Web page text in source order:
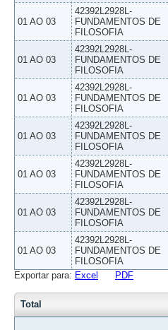
01 AO 03
42392L2928L-
FUNDAMENTOS DE
FILOSOFIA
01 AO 03
42392L2928L-
FUNDAMENTOS DE
FILOSOFIA
01 AO 03
42392L2928L-
FUNDAMENTOS DE
FILOSOFIA
01 AO 03
42392L2928L-
FUNDAMENTOS DE
FILOSOFIA
01 AO 03
42392L2928L-
FUNDAMENTOS DE
FILOSOFIA
01 AO 03
42392L2928L-
FUNDAMENTOS DE
FILOSOFIA
01 AO 03
42392L2928L-
FUNDAMENTOS DE
FILOSOFIA
Exportar para: Excel PDF
Total